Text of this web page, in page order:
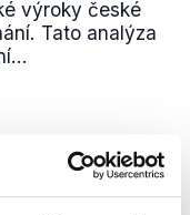
výroky české
Tato analýza